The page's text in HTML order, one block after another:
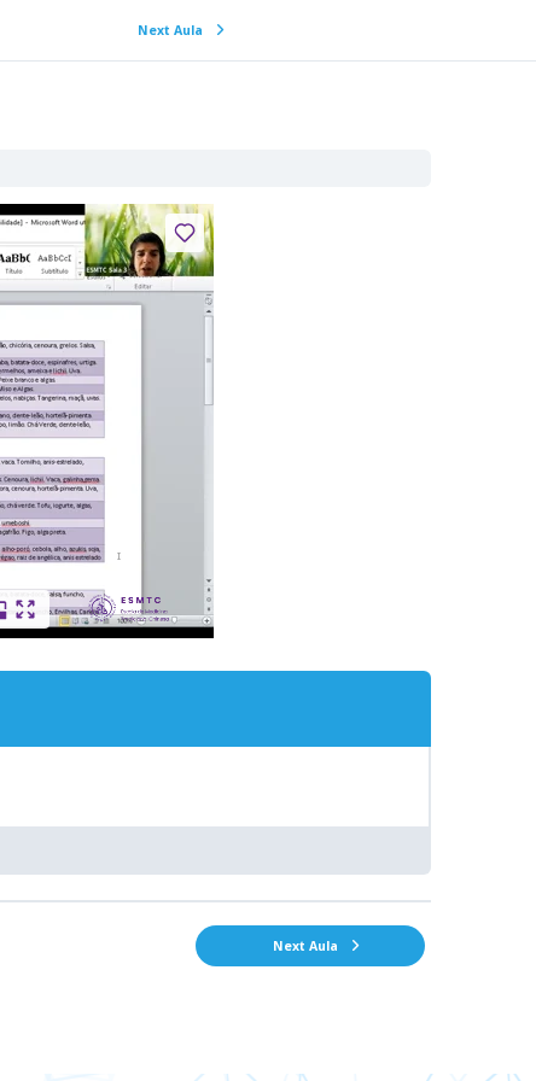
Next Aula
Next Aula